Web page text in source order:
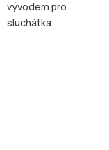
vývodem pro
sluchátka